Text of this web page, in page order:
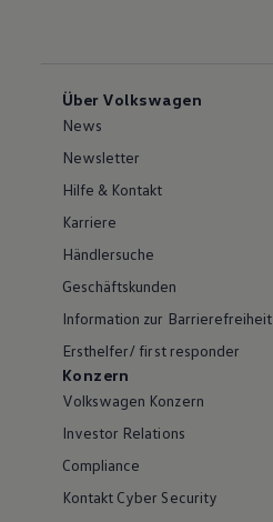
Über Volkswagen
News
Newsletter
Hilfe & Kontakt
Karriere
Händlersuche
Geschäftskunden
Information zur Barrierefreiheit
Ersthelfer/ first responder
Konzern
Volkswagen Konzern
Investor Relations
Compliance
Kontakt Cyber Security